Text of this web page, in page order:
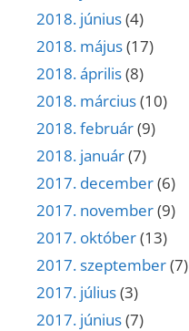
2018. június(4)
2018. május(17)
2018. április(8)
2018. március(10)
2018. február(9)
2018. január(7)
2017. december(6)
2017. november(9)
2017. október(13)
2017. szeptember(7)
2017. július(3)
2017. június(7)